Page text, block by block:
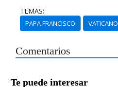
TEMAS:
PAPA FRANCISCO VATICANO
Comentarios